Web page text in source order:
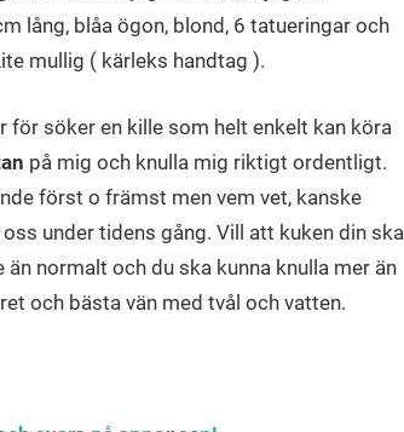
lång, blåa ögon, blond, 6 tatueringar och
mullig ( kärleks handtag ).
för söker en kille som helt enkelt kan köra
på mig och knulla mig riktigt ordentligt.
först o främst men vem vet, kanske
under tidens gång. Vill att kuken din ska
än normalt och du ska kunna knulla mer än
och bästa vän med tvål och vatten.